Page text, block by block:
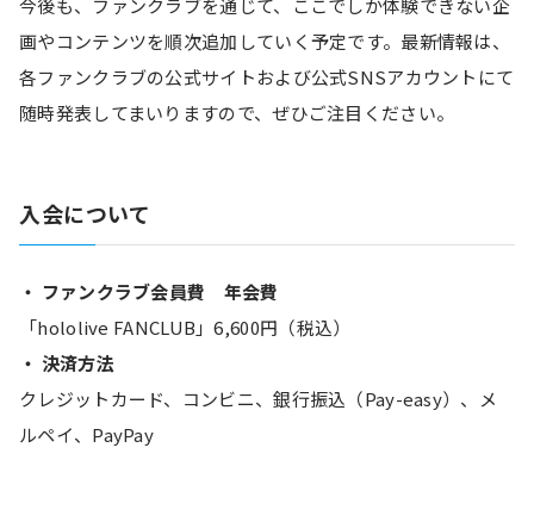
今後も、ファンクラブを通じて、ここでしか体験できない企
画やコンテンツを順次追加していく予定です。最新情報は、
各ファンクラブの公式サイトおよび公式SNSアカウントにて
随時発表してまいりますので、ぜひご注目ください。
入会について
・ ファンクラブ会員費　年会費
「hololive FANCLUB」6,600円（税込）
・ 決済方法
クレジットカード、コンビニ、銀行振込（Pay-easy）、メ
ルペイ、PayPay